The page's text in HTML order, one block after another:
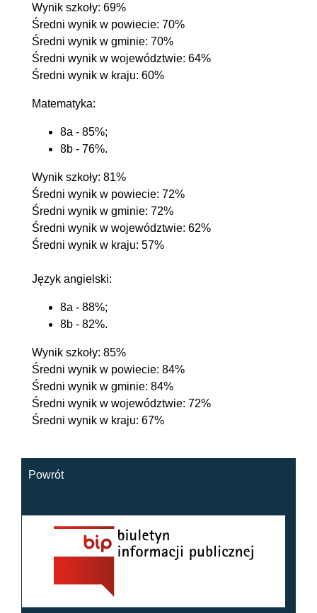
Wynik szkoły: 69%
Średni wynik w powiecie: 70%
Średni wynik w gminie: 70%
Średni wynik w województwie: 64%
Średni wynik w kraju: 60%
Matematyka:
8a - 85%;
8b - 76%.
Wynik szkoły: 81%
Średni wynik w powiecie: 72%
Średni wynik w gminie: 72%
Średni wynik w województwie: 62%
Średni wynik w kraju: 57%
Język angielski:
8a - 88%;
8b - 82%.
Wynik szkoły: 85%
Średni wynik w powiecie: 84%
Średni wynik w gminie: 84%
Średni wynik w województwie: 72%
Średni wynik w kraju: 67%
Powrót